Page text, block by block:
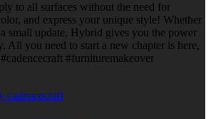
to all surfaces without the need for
and express your unique style! Whether
small update, Hybrid gives you the power
All you need to start a new chapter is here,
#furnituremakeover
cadencecraft